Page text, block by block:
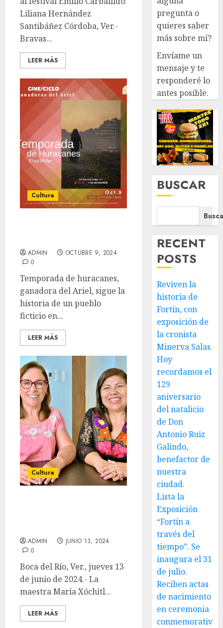
Liliana Hernández
Santibáñez Córdoba, Ver.-
Bravas...
LEER MÁS
Cultura
ADMIN
OCTUBRE 9, 2024
0
Temporada de huracanes,
ganadora del Ariel, sigue la
historia de un pueblo
ficticio en...
LEER MÁS
Cultura
ADMIN
JUNIO 13, 2024
0
Boca del Río, Ver., jueves 13
de junio de 2024.- La
maestra María Xóchitl...
LEER MÁS
pregunta o
quieres saber
más sobre mí?
Envíame un
mensaje y te
responderé lo
antes posible.
BUSCAR
RECENT
POSTS
Reviven la
historia de
Fortín, con
exposición de
la cronista
Minerva Salas.
Hoy
recordamos el
129
aniversario
del natalicio
de Don
Antonio Ruiz
Galindo,
benefactor de
nuestra
ciudad.
Lista la
Exposición
“Fortín a
través del
tiempo”. Se
inaugura el 31
de julio.
Reciben actas
de nacimiento
en ceremonia
conmemorativ